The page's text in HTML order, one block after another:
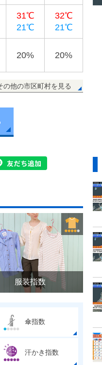
31℃
21℃
32℃
21℃
20% 20%
の他の市区町村を見る
服装指数
傘指数
汗かき指数